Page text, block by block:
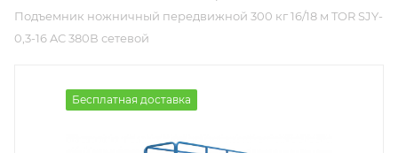
Подъемник ножничный передвижной 300 кг 16/18 м TOR SJY-
0,3-16 AC 380В сетевой
Бесплатная доставка